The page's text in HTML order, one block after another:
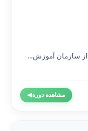
مشاهده دوره◀